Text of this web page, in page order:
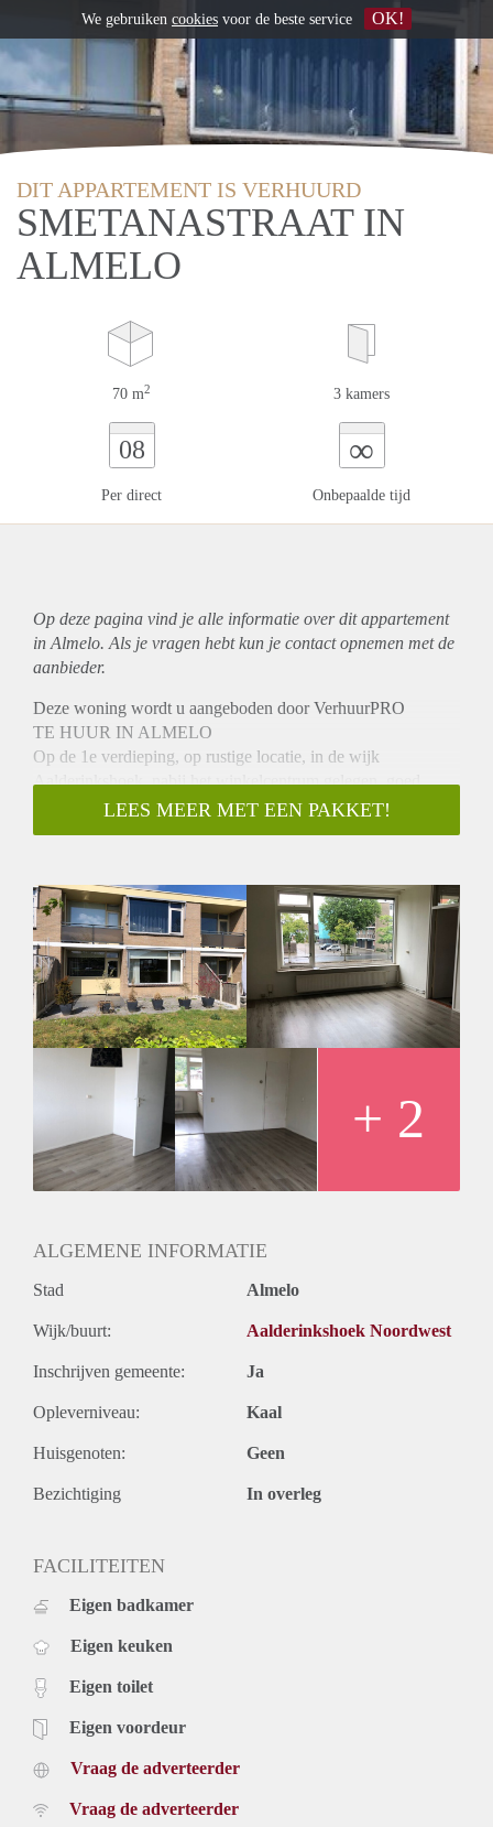
DIT APPARTEMENT IS VERHUURD
SMETANASTRAAT IN
ALMELO
70 m2 3 kamers
08
Per direct
∞
Onbepaalde tijd
Op deze pagina vind je alle informatie over ditappartement
in Almelo. Als je vragen hebt kun je contact opnemen met de
aanbieder.
Deze woning wordt u aangeboden door VerhuurPRO
TE HUUR IN ALMELO
Op de 1e verdieping, op rustige locatie, in de wijk
Aalderinkshoek, nabij het winkelcentrum gelegen, goed
onderhouden appartement in kleinschalig
appartementencomplex, met berging in de onderbouw.
wasmachine-aansluiting, woonkamer met provisiekast, 2
slaapkamers waarvan 1 met inbouwkast en toegang tot
balkon, badkamer met douche, wastafel en toilet. Op de
begane grond bevindt zich de gemeenschappelijke
fietsenberging.
BIJZONDERHEDEN:
- Beschikbaar per 11 februari 2021
- Kale huurprijs € 750,- excl. G/W/E
- Waarborgsom 1 maand huur
- Minimale huurtermijn 12 maanden
Geïnteresseerd? Schrijf u in op www.verhuurpro.nl en stuur
een mail naar almelo@verhuurpro.nl.
Deze advertentie op internet en op Facebook is slechts ter
onjuistheden kunnen geen rechten worden ontleend.
LEES MEER MET EEN PAKKET!
+ 2
ALGEMENE INFORMATIE
Stad Almelo
Wijk/buurt: Aalderinkshoek Noordwest
Inschrijven gemeente: Ja
Opleverniveau: Kaal
Huisgenoten: Geen
Bezichtiging In overleg
FACILITEITEN
Eigen badkamer
Eigen keuken
Eigen toilet
Eigen voordeur
Vraag de adverteerder
Vraag de adverteerder
We gebruiken cookies voor de beste service OK!